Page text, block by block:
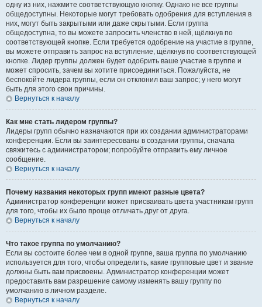
одну из них, нажмите соответствующую кнопку. Однако не все группы
общедоступны. Некоторые могут требовать одобрения для вступления в
них, могут быть закрытыми или даже скрытыми. Если группа
общедоступна, то вы можете запросить членство в ней, щёлкнув по
соответствующей кнопке. Если требуется одобрение на участие в группе,
вы можете отправить запрос на вступление, щёлкнув по соответствующей
кнопке. Лидер группы должен будет одобрить ваше участие в группе и
может спросить, зачем вы хотите присоединиться. Пожалуйста, не
беспокойте лидера группы, если он отклонил ваш запрос; у него могут
быть для этого свои причины.
Вернуться к началу
Как мне стать лидером группы?
Лидеры групп обычно назначаются при их создании администраторами
конференции. Если вы заинтересованы в создании группы, сначала
свяжитесь с администратором; попробуйте отправить ему личное
сообщение.
Вернуться к началу
Почему названия некоторых групп имеют разные цвета?
Администратор конференции может присваивать цвета участникам групп
для того, чтобы их было проще отличать друг от друга.
Вернуться к началу
Что такое группа по умолчанию?
Если вы состоите более чем в одной группе, ваша группа по умолчанию
используется для того, чтобы определить, какие групповые цвет и звание
должны быть вам присвоены. Администратор конференции может
предоставить вам разрешение самому изменять вашу группу по
умолчанию в личном разделе.
Вернуться к началу